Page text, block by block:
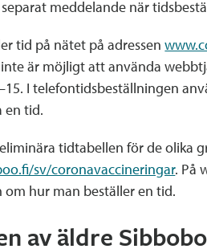
meddelande när
tid på nätet på adressen
är möjligt att använda
I telefontidsbeställningen
en tid.
tidtabellen för de olika
sv/coronavaccineringar. På
om hur man beställer en tid.
av äldre